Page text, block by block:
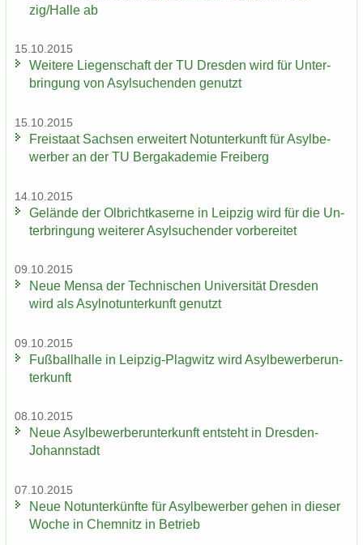
zig/Halle ab
15.10.2015
Wei­te­re Lie­gen­schaft der TU Dres­den wird für Un­ter­
brin­gung von Asyl­su­chen­den ge­nutzt
15.10.2015
Frei­staat Sach­sen er­wei­tert Not­un­ter­kunft für Asyl­be­
wer­ber an der TU Berg­aka­de­mie Frei­berg
14.10.2015
Ge­län­de der Ol­bricht­ka­ser­ne in Leip­zig wird für die Un­
ter­brin­gung wei­te­rer Asyl­su­chen­der vor­be­rei­tet
09.10.2015
Neue Mensa der Tech­ni­schen Uni­ver­si­tät Dres­den
wird als Asyl­not­un­ter­kunft ge­nutzt
09.10.2015
Fuß­ball­hal­le in Leipzig-​Plagwitz wird Asyl­be­wer­ber­un­
ter­kunft
08.10.2015
Neue Asyl­be­wer­ber­un­ter­kunft ent­steht in Dresden-​
Johannstadt
07.10.2015
Neue Not­un­ter­künf­te für Asyl­be­wer­ber gehen in die­ser
Woche in Chem­nitz in Be­trieb